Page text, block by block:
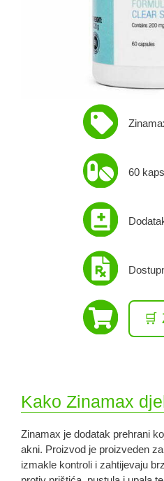
60
🛒
Kako Zinamax
Zinamax je dodatak prehrani
akni. Proizvod je proizveden
izmakle kontroli i zahtijevaju